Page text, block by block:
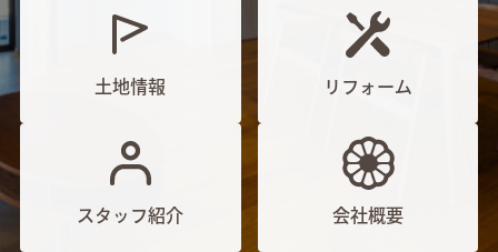
土地情報 リフォーム
スタッフ紹介 会社概要